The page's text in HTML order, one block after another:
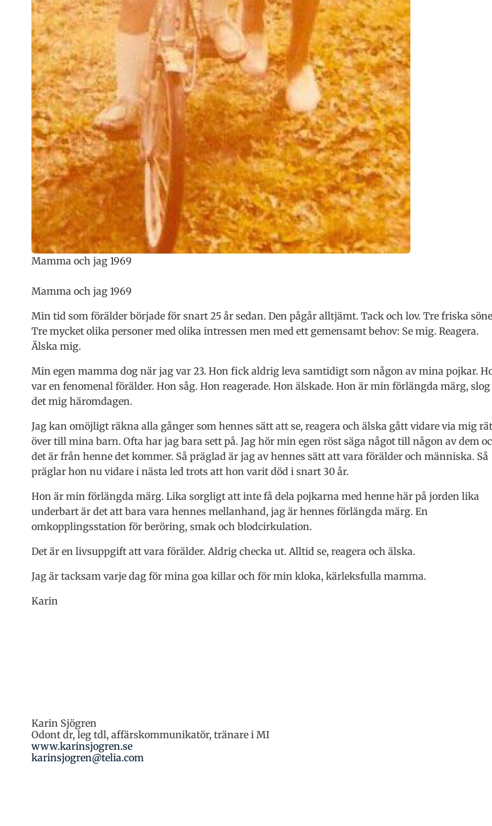
Mamma och jag 1969
Mamma och jag 1969
Min tid som förälder började för snart 25 år sedan. Den pågår alltjämt. Tack och lov. Tre friska
Tre mycket olika personer med olika intressen men med ett gemensamt behov: Se mig. Reagera.
Älska mig.
Min egen mamma dog när jag var 23. Hon fick aldrig leva samtidigt som någon av mina pojkar.
var en fenomenal förälder. Hon såg. Hon reagerade. Hon älskade. Hon är min förlängda märg, slog
det mig häromdagen.
Jag kan omöjligt räkna alla gånger som hennes sätt att se, reagera och älska gått vidare via mig
över till mina barn. Ofta har jag bara sett på. Jag hör min egen röst säga något till någon av dem
det är från henne det kommer. Så präglad är jag av hennes sätt att vara förälder och människa. Så
präglar hon nu vidare i nästa led trots att hon varit död i snart 30 år.
Hon är min förlängda märg. Lika sorgligt att inte få dela pojkarna med henne här på jorden lika
underbart är det att bara vara hennes mellanhand, jag är hennes förlängda märg. En
omkopplingsstation för beröring, smak och blodcirkulation.
Det är en livsuppgift att vara förälder. Aldrig checka ut. Alltid se, reagera och älska.
Jag är tacksam varje dag för mina goa killar och för min kloka, kärleksfulla mamma.
Karin
Karin Sjögren
Odont dr, leg tdl, affärskommunikatör, tränare i MI
www.karinsjogren.se
karinsjogren@telia.com